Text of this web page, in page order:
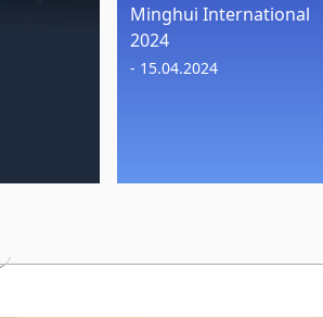
Minghui International
2024
- 15.04.2024